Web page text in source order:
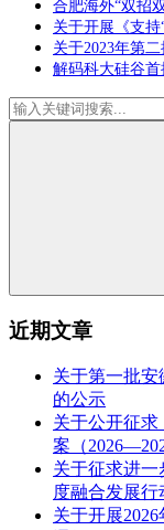
合肥海外“双招
关于开展《支
关于2023年第
解码科大硅谷首
近期文章
关于第一批
的公示
关于公开征
案（
关于征求进
度融合发展
关于开展